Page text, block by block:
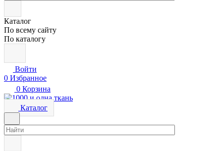
Каталог
По всему сайту
По каталогу
Войти
0 Избранное
0 Корзина
Каталог